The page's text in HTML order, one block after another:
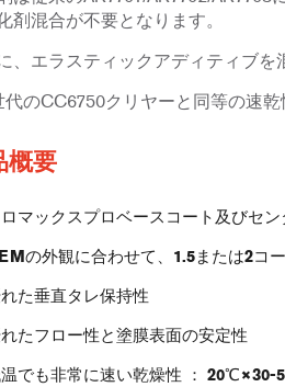
剤混合が不要となります。
、エラスティックアディティブを
代のCC6750クリヤーと同等の速
概要
マックスプロベースコート及びセ
の外観に合わせて、1.5または2コ
た垂直タレ保持性
たフロー性と塗膜表面の安定性
でも非常に速い乾燥性 ：